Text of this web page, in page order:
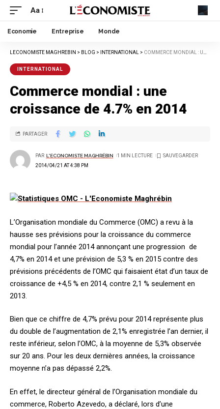
Aa
Economie Entreprise Monde
LECONOMISTE MAGHREBIN > BLOG > INTERNATIONAL > COMMERCE MONDIAL : UNE CROISSANCE DE 4.7% EN 2014
INTERNATIONAL
Commerce mondial : une
croissance de 4.7% en 2014
2014/04/21 AT 4:38 PM
PAR L'ECONOMISTE MAGHRÉBIN 1 MIN LECTURE
PARTAGER
L’Organisation mondiale du Commerce (OMC) a revu à la
hausse ses prévisions pour la croissance du commerce
mondial pour l’année 2014 annonçant une progression de
4,7% en 2014 et une prévision de 5,3 % en 2015 contre des
prévisions précédents de l’OMC qui faisaient état d’un taux de
croissance de +4,5 % en 2014, contre 2,1 % seulement en
2013.
Bien que ce chiffre de 4,7% prévu pour 2014 représente plus
du double de l’augmentation de 2,1% enregistrée l’an dernier, il
reste inférieur, selon l’OMC, à la moyenne de 5,3% observée
sur 20 ans. Pour les deux dernières années, la croissance
moyenne n’a pas dépassé 2,2%.
En effet, le directeur général de l’Organisation mondiale du
commerce, Roberto Azevedo, a déclaré, lors d’une